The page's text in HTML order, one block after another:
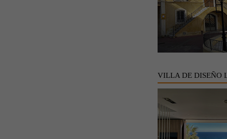
VILLA DE DISEÑO